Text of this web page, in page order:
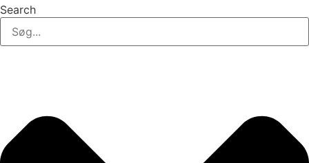
Search